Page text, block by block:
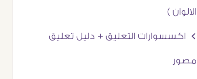
الالوان )
Ö اكسسوارات التعليق + دليل تعليق
مصور